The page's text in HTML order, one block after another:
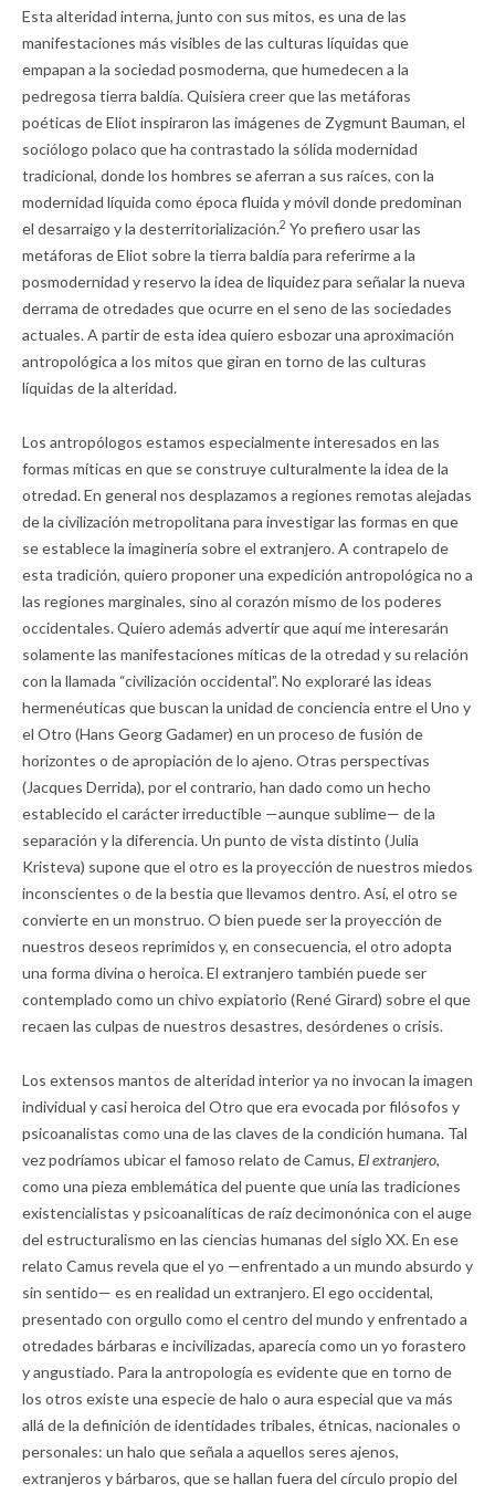
Esta alteridad interna, junto con sus mitos, es una de las
manifestaciones más visibles de las culturas líquidas que
empapan a la sociedad posmoderna, que humedecen a la
pedregosa tierra baldía. Quisiera creer que las metáforas
poéticas de Eliot inspiraron las imágenes de Zygmunt Bauman, el
sociólogo polaco que ha contrastado la sólida modernidad
tradicional, donde los hombres se aferran a sus raíces, con la
modernidad líquida como época fluida y móvil donde predominan
el desarraigo y la desterritorialización.2 Yo prefiero usar las
metáforas de Eliot sobre la tierra baldía para referirme a la
posmodernidad y reservo la idea de liquidez para señalar la nueva
derrama de otredades que ocurre en el seno de las sociedades
actuales. A partir de esta idea quiero esbozar una aproximación
antropológica a los mitos que giran en torno de las culturas
líquidas de la alteridad.
Los antropólogos estamos especialmente interesados en las
formas míticas en que se construye culturalmente la idea de la
otredad. En general nos desplazamos a regiones remotas alejadas
de la civilización metropolitana para investigar las formas en que
se establece la imaginería sobre el extranjero. A contrapelo de
esta tradición, quiero proponer una expedición antropológica no a
las regiones marginales, sino al corazón mismo de los poderes
occidentales. Quiero además advertir que aquí me interesarán
solamente las manifestaciones míticas de la otredad y su relación
con la llamada “civilización occidental”. No exploraré las ideas
hermenéuticas que buscan la unidad de conciencia entre el Uno y
el Otro (Hans Georg Gadamer) en un proceso de fusión de
horizontes o de apropiación de lo ajeno. Otras perspectivas
(Jacques Derrida), por el contrario, han dado como un hecho
establecido el carácter irreductible —aunque sublime— de la
separación y la diferencia. Un punto de vista distinto (Julia
Kristeva) supone que el otro es la proyección de nuestros miedos
inconscientes o de la bestia que llevamos dentro. Así, el otro se
convierte en un monstruo. O bien puede ser la proyección de
nuestros deseos reprimidos y, en consecuencia, el otro adopta
una forma divina o heroica. El extranjero también puede ser
contemplado como un chivo expiatorio (René Girard) sobre el que
recaen las culpas de nuestros desastres, desórdenes o crisis.
Los extensos mantos de alteridad interior ya no invocan la imagen
individual y casi heroica del Otro que era evocada por filósofos y
psicoanalistas como una de las claves de la condición humana. Tal
vez podríamos ubicar el famoso relato de Camus, El extranjero,
como una pieza emblemática del puente que unía las tradiciones
existencialistas y psicoanalíticas de raíz decimonónica con el auge
del estructuralismo en las ciencias humanas del siglo XX. En ese
relato Camus revela que el yo —enfrentado a un mundo absurdo y
sin sentido— es en realidad un extranjero. El ego occidental,
presentado con orgullo como el centro del mundo y enfrentado a
otredades bárbaras e incivilizadas, aparecía como un yo forastero
y angustiado. Para la antropología es evidente que en torno de
los otros existe una especie de halo o aura especial que va más
allá de la definición de identidades tribales, étnicas, nacionales o
personales: un halo que señala a aquellos seres ajenos,
extranjeros y bárbaros, que se hallan fuera del círculo propio del